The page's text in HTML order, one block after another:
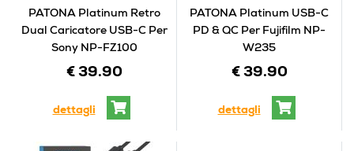
PATONA Platinum Retro
Dual Caricatore USB-C Per
Sony NP-FZ100
€ 39.90
dettagli
PATONA Platinum USB-C
PD & QC Per Fujifilm NP-
W235
€ 39.90
dettagli